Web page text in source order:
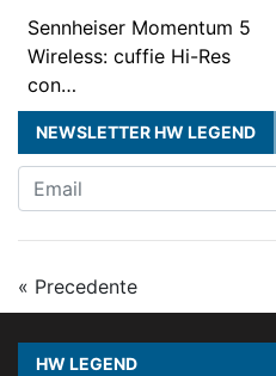
Sennheiser Momentum 5
Wireless: cuffie Hi-Res
con…
NEWSLETTER HW LEGEND
« Precedente
HW LEGEND